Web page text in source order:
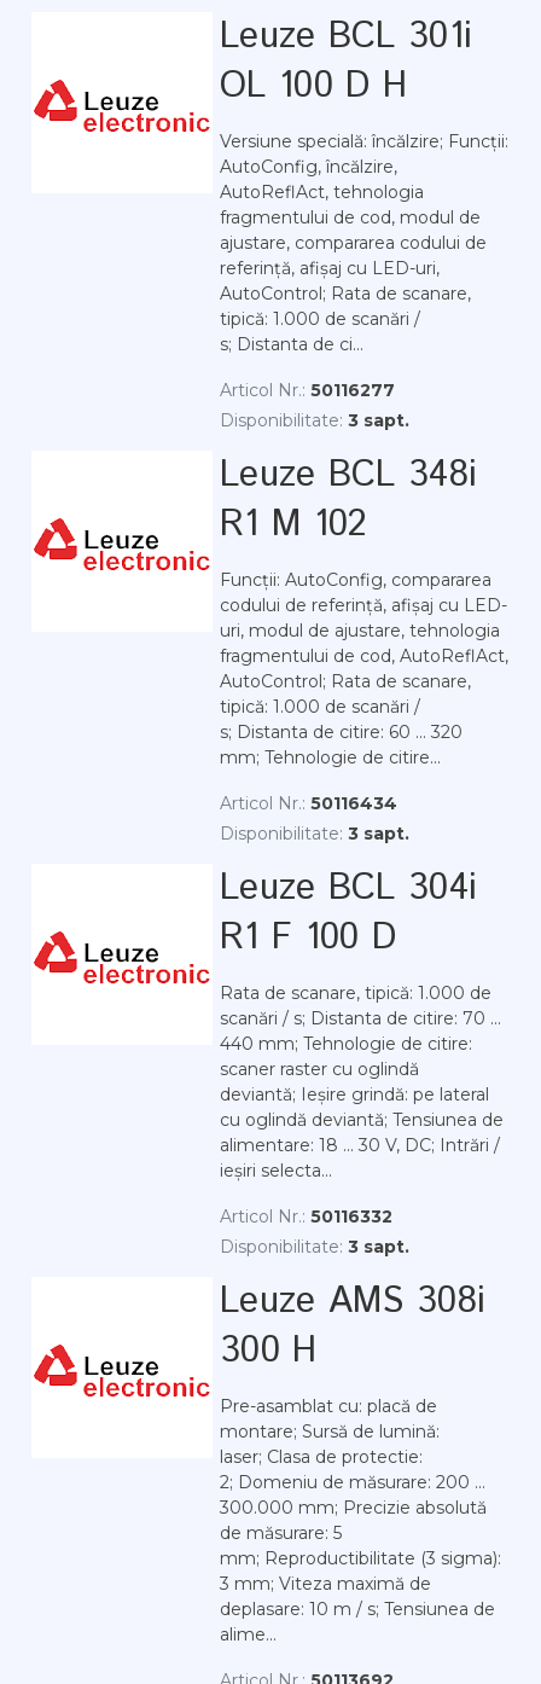
Leuze BCL 301i
OL 100 D H
Versiune specială: încălzire; Funcții:
AutoConfig, încălzire,
AutoReflAct, tehnologia
fragmentului de cod, modul de
ajustare, compararea codului de
referință, afișaj cu LED-uri,
AutoControl; Rata de scanare,
tipică: 1.000 de scanări /
s; Distanta de ci...
Articol Nr.: 50116277
Disponibilitate: 3 sapt.
Leuze BCL 348i
R1 M 102
Funcții: AutoConfig, compararea
codului de referință, afișaj cu LED-
uri, modul de ajustare, tehnologia
fragmentului de cod, AutoReflAct,
AutoControl; Rata de scanare,
tipică: 1.000 de scanări /
s; Distanta de citire: 60 ... 320
mm; Tehnologie de citire...
Articol Nr.: 50116434
Disponibilitate: 3 sapt.
Leuze BCL 304i
R1 F 100 D
Rata de scanare, tipică: 1.000 de
scanări / s; Distanta de citire: 70 ...
440 mm; Tehnologie de citire:
scaner raster cu oglindă
deviantă; Ieșire grindă: pe lateral
cu oglindă deviantă; Tensiunea de
alimentare: 18 ... 30 V, DC; Intrări /
ieșiri selecta...
Articol Nr.: 50116332
Disponibilitate: 3 sapt.
Leuze AMS 308i
300 H
Pre-asamblat cu: placă de
montare; Sursă de lumină:
laser; Clasa de protectie:
2; Domeniu de măsurare: 200 ...
300.000 mm; Precizie absolută
de măsurare: 5
mm; Reproductibilitate (3 sigma):
3 mm; Viteza maximă de
deplasare: 10 m / s; Tensiunea de
alime...